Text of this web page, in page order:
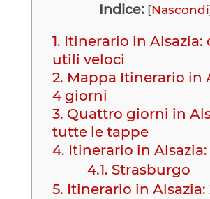
Indice: [Nascondi
1. Itinerario in Alsazia:
utili veloci
2. Mappa Itinerario in
4 giorni
3. Quattro giorni in
tutte le tappe
4. Itinerario in Alsazia:
4.1. Strasburgo
5. Itinerario in Alsazia: